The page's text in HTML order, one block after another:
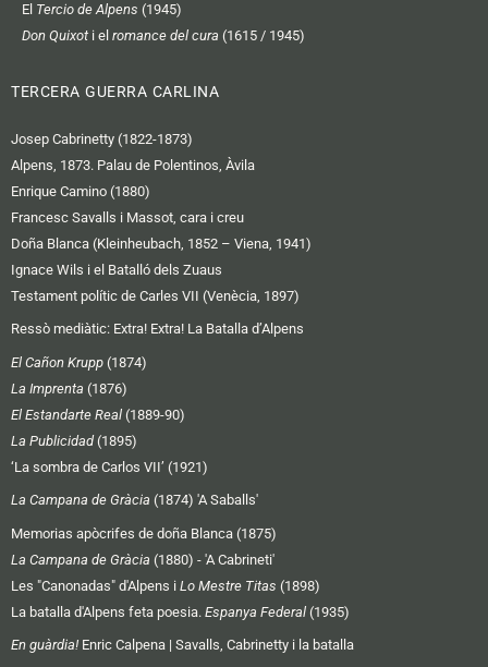
El Tercio de Alpens (1945)
Don Quixot i el romance del cura (1615 / 1945)
TERCERA GUERRA CARLINA
Josep Cabrinetty (1822-1873)
Alpens, 1873. Palau de Polentinos, Àvila
Enrique Camino (1880)
Francesc Savalls i Massot, cara i creu
Doña Blanca (Kleinheubach, 1852 – Viena, 1941)
Ignace Wils i el Batalló dels Zuaus
Testament polític de Carles VII (Venècia, 1897)
Ressò mediàtic: Extra! Extra! La Batalla d’Alpens
El Cañon Krupp (1874)
La Imprenta (1876)
El Estandarte Real (1889-90)
La Publicidad(1895)
‘La sombra de Carlos VII’ (1921)
La Campana de Gràcia (1874) 'A Saballs'
Memorias apòcrifes de doña Blanca (1875)
La Campana de Gràcia (1880) - 'A Cabrineti'
Les "Canonadas" d'Alpens i Lo Mestre Titas (1898)
La batalla d'Alpens feta poesia. Espanya Federal (1935)
En guàrdia! Enric Calpena | Savalls, Cabrinetty i la batalla